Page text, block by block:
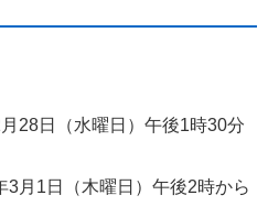
28日（水曜日）午後1時30分
3月1日（木曜日）午後2時から